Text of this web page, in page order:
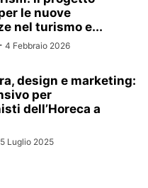
le nuove
nel turismo e...
4 Febbraio 2026
design e marketing:
per
dell’Horeca a
Luglio 2025